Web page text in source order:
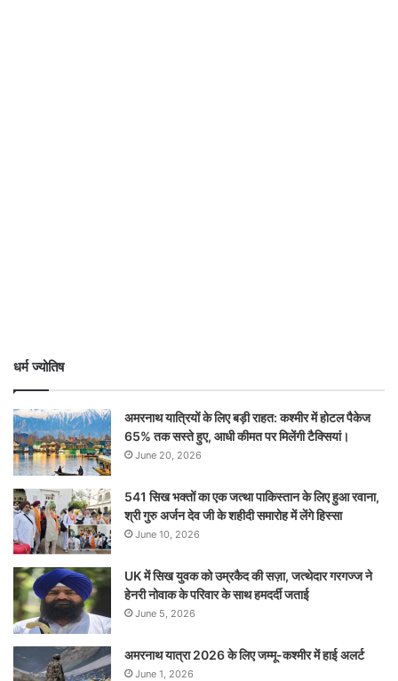
धर्म ज्योतिष
अमरनाथ यात्रियों के लिए बड़ी राहत: कश्मीर में होटल पैकेज
65% तक सस्ते हुए, आधी कीमत पर मिलेंगी टैक्सियां।
June 20, 2026
541 सिख भक्तों का एक जत्था पाकिस्तान के लिए हुआ रवाना,
श्री गुरु अर्जन देव जी के शहीदी समारोह में लेंगे हिस्सा
June 10, 2026
UK में सिख युवक को उम्रकैद की सज़ा, जत्थेदार गरगज्ज ने
हेनरी नोवाक के परिवार के साथ हमदर्दी जताई
June 5, 2026
अमरनाथ यात्रा 2026 के लिए जम्मू-कश्मीर में हाई अलर्ट
June 1, 2026